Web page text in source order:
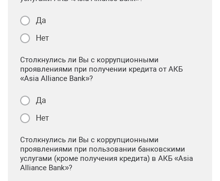
Да
Нет
Столкнулись ли Вы с коррупционными
проявлениями при получении кредита от АКБ
«Asia Alliance Bank»?
Да
Нет
Столкнулись ли Вы с коррупционными
проявлениями при пользовании банковскими
услугами (кроме получения кредита) в АКБ «Asia
Alliance Bank»?